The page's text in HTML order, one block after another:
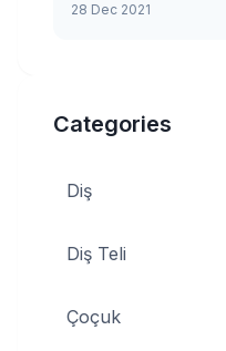
28 Dec 2021
Categories
Diş
Diş Teli
Çoçuk